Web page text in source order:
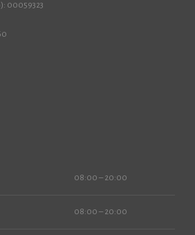
00059323
08:00 – 20:00
08:00 – 20:00